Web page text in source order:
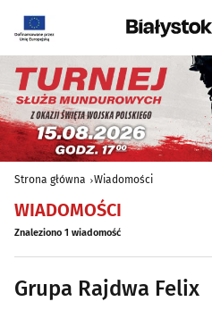
Strona główna Wiadomości
WIADOMOŚCI
Znaleziono 1 wiadomość
Grupa Rajdwa Felix